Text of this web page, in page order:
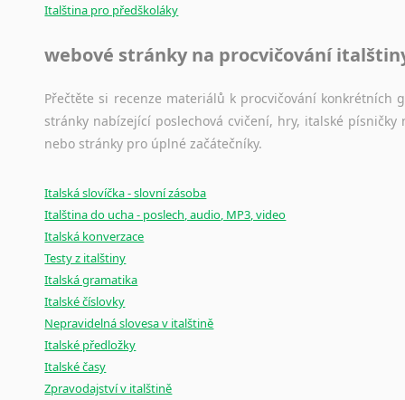
Italština pro předškoláky
webové stránky na procvičování
Přečtěte si recenze materiálů k procvičování
stránky nabízející poslechová cvičení, hry, italské
nebo stránky pro úplné začátečníky.
Italská slovíčka - slovní zásoba
Italština do ucha - poslech, audio, MP3, video
Italská konverzace
Testy z italštiny
Italská gramatika
Italské číslovky
Nepravidelná slovesa v italštině
Italské předložky
Italské časy
Zpravodajství v italštině